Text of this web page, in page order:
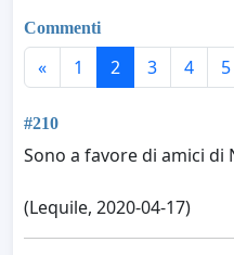
Commenti
« 1 2 3 4 5
#210
Sono a favore di amici di
(Lequile, 2020-04-17)